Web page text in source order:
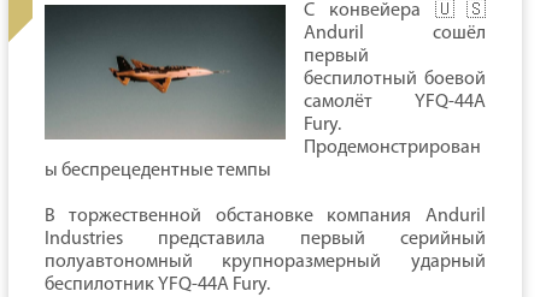
C конвейера 🇺🇸
Anduril сошёл
первый
беспилотный боевой
самолёт YFQ-44A
Fury.
Продемонстрирован
ы беспрецедентные темпы
В торжественной обстановке компания Anduril
Industries представила первый серийный
полуавтономный крупноразмерный ударный
беспилотник YFQ-44A Fury.